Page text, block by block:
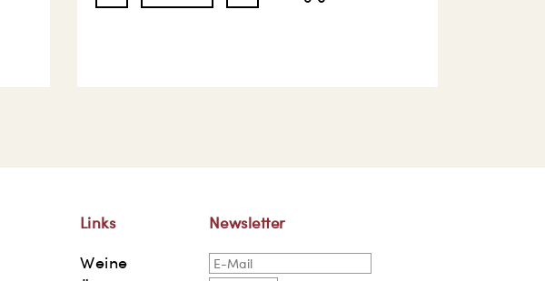
Links
Weine
Newsletter